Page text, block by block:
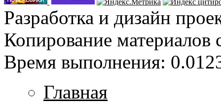
Разработка и дизайн
Копирование материалов
Время выполнения:
Главная